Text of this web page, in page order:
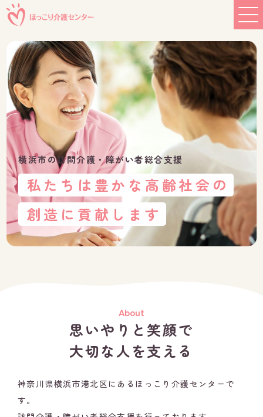
横浜市の訪問介護・障がい者総合支援
私たちは豊かな高齢社会の
創造に貢献します
About
思いやりと笑顔で
大切な人を支える
神奈川県横浜市港北区にあるほっこり介護センターで
す。